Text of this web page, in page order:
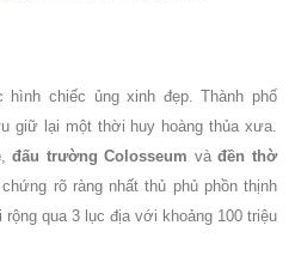
chiếc ủng xinh đẹp. Thành phố
giữ lại một thời huy hoàng thủa xưa.
,đấu trường Colosseum vàđền thờ
chứng rõ ràng nhất thủ phủ phồn thịnh
qua 3 lục địa với khoảng 100 triệu